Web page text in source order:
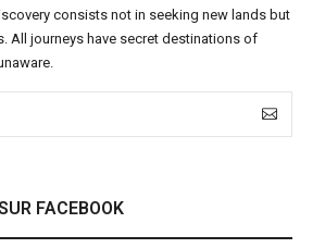
consists not in seeking new lands but
All journeys have secret destinations of
FACEBOOK